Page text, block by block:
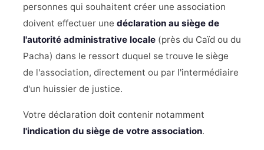
personnes qui souhaitent créer une association
doivent effectuer une déclaration au siège de
l'autorité administrative locale (près du Caïd ou du
Pacha) dans le ressort duquel se trouve le siège
de l'association, directement ou par l'intermédiaire
d'un huissier de justice.
Votre déclaration doit contenir notamment
l'indication du siège de votre association.